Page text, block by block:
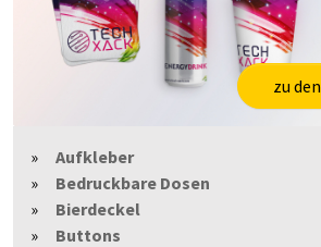
zu
Aufkleber
Bedruckbare Dosen
Bierdeckel
Buttons